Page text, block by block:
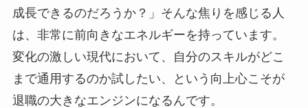
成長できるのだろうか？」そんな焦りを感じる人
は、非常に前向きなエネルギーを持っています。
変化の激しい現代において、自分のスキルがどこ
まで通用するのか試したい、という向上心こそが
退職の大きなエンジンになるんです。